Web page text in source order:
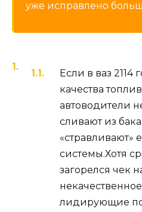
уже исправлено
Если в ваз 2114
качества
автоводители
сливают из
«стравливают»
системы.Хотя
загорелся чек
лидирующие